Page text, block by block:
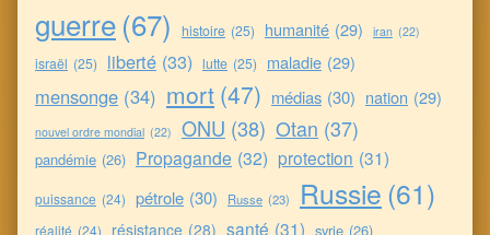
guerre(67) histoire (25) humanité (29) iran (22)
israël (25) liberté (33) lutte (25) maladie (29)
mensonge (34) mort (47) médias (30) nation (29)
nouvel ordre mondial (22) ONU (38) Otan (37)
pandémie (26) Propagande (32) protection (31)
puissance (24) pétrole (30) Russe (23) Russie (61)
réalité (24) résistance (28) santé (31) syrie (26)